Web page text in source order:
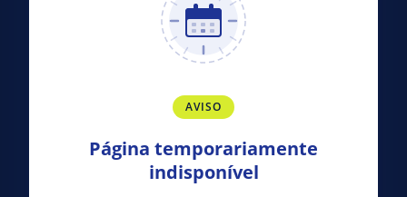
AVISO
Página temporariamente
indisponível